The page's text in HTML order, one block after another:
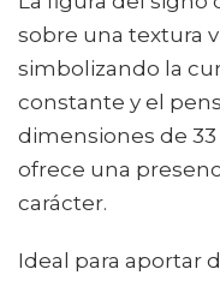
sobre una textura
simbolizando la
constante y el
dimensiones de
ofrece una
carácter.
Ideal para aportar